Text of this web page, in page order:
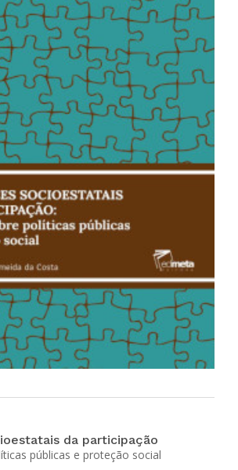
da participação
públicas e proteção social